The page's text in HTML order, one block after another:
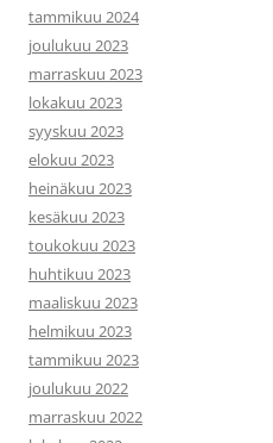
tammikuu 2024
joulukuu 2023
marraskuu 2023
lokakuu 2023
syyskuu 2023
elokuu 2023
heinäkuu 2023
kesäkuu 2023
toukokuu 2023
huhtikuu 2023
maaliskuu 2023
helmikuu 2023
tammikuu 2023
joulukuu 2022
marraskuu 2022